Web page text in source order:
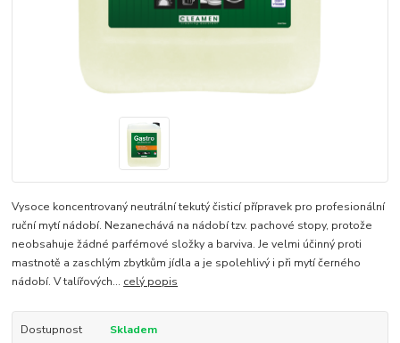
​Vysoce koncentrovaný neutrální tekutý čisticí přípravek pro profesionální
ruční mytí nádobí. Nezanechává na nádobí tzv. pachové stopy, protože
neobsahuje žádné parfémové složky a barviva. Je velmi účinný proti
mastnotě a zaschlým zbytkům jídla a je spolehlivý i při mytí černého
nádobí. V talířových... celý popis
Dostupnost
Skladem